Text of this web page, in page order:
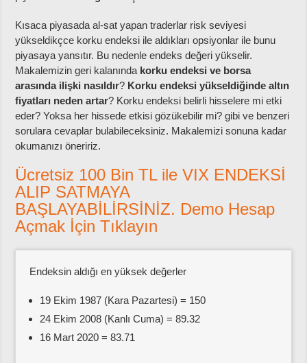
Kısaca piyasada al-sat yapan traderlar risk seviyesi
yükseldikçce korku endeksi ile aldıkları opsiyonlar ile bunu
piyasaya yansıtır. Bu nedenle endeks değeri yükselir.
Makalemizin geri kalanında korku endeksi ve borsa
arasında ilişki nasıldır? Korku endeksi yükseldiğinde altın
fiyatları neden artar? Korku endeksi belirli hisselere mi etki
eder? Yoksa her hissede etkisi gözükebilir mi? gibi ve benzeri
sorulara cevaplar bulabileceksiniz. Makalemizi sonuna kadar
okumanızı öneririz.
Ücretsiz 100 Bin TL ile VIX ENDEKSİ
ALIP SATMAYA
BAŞLAYABİLİRSİNİZ. Demo Hesap
Açmak İçin Tıklayın
Endeksin aldığı en yüksek değerler
19 Ekim 1987 (Kara Pazartesi) = 150
24 Ekim 2008 (Kanlı Cuma) = 89.32
16 Mart 2020 = 83.71